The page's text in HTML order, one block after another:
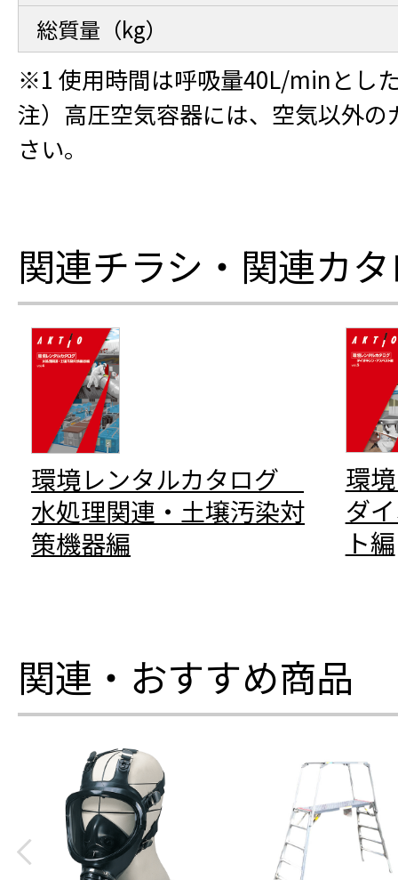
総質量（kg）
※1 使用時間は呼吸量40L/minとし
注）高圧空気容器には、空気以外
さい。
関連チラシ・関連カ
環境レンタルカタログ
水処理関連・土壌汚染対
策機器編
環
ダ
ト編
関連・おすすめ商品